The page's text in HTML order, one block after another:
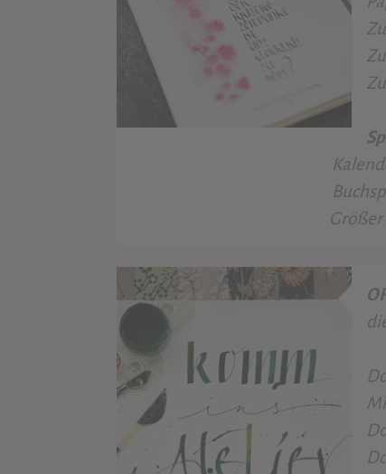
Kalenderbindung bis
Buchspiralbindung
Größer als A3 bzw.